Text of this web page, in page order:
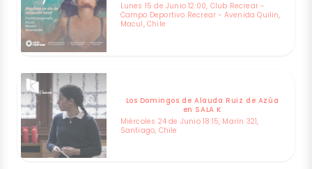
Lunes 15 de Junio 12:00, Club Recrear -
Campo Deportivo Recrear - Avenida Quilin,
Macul, Chile
Los Domingos de Alauda Ruiz de Azúa
en SALA K
Miércoles 24 de Junio 18:15, Marín 321,
Santiago, Chile